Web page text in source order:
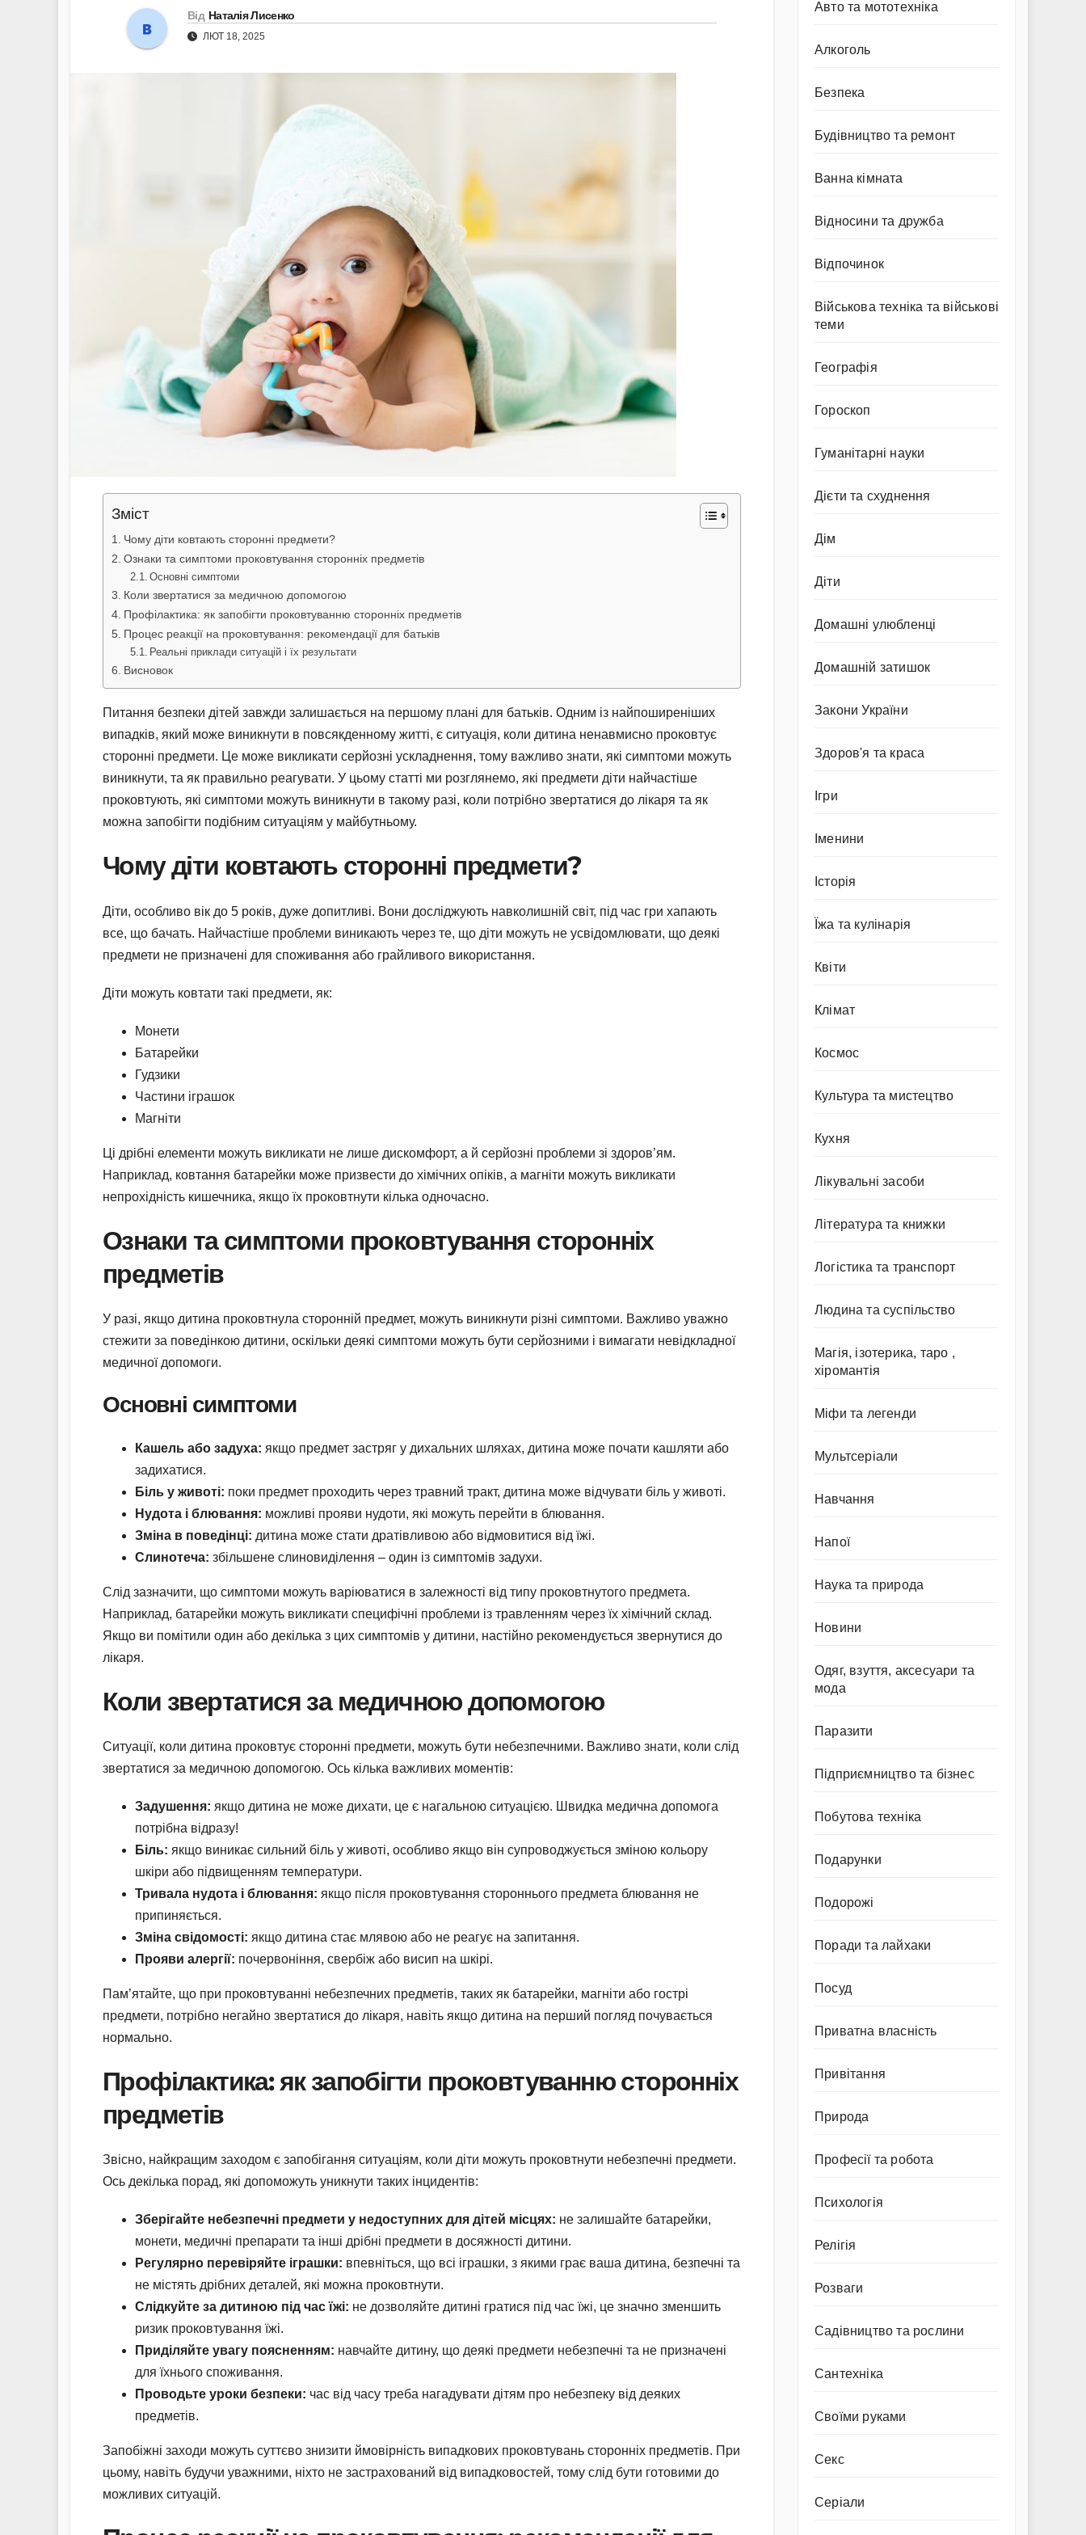
Від Наталія Лисенко
ЛЮТ 18, 2025
Зміст
Чому діти ковтають сторонні предмети?
Ознаки та симптоми проковтування сторонніх предметів
Основні симптоми
Коли звертатися за медичною допомогою
Профілактика: як запобігти проковтуванню сторонніх предметів
Процес реакції на проковтування: рекомендації для батьків
Реальні приклади ситуацій і їх результати
Висновок
Питання безпеки дітей завжди залишається на першому плані для батьків. Одним із найпоширеніших
випадків, який може виникнути в повсякденному житті, є ситуація, коли дитина ненавмисно проковтує
сторонні предмети. Це може викликати серйозні ускладнення, тому важливо знати, які симптоми можуть
виникнути, та як правильно реагувати. У цьому статті ми розглянемо, які предмети діти найчастіше
проковтують, які симптоми можуть виникнути в такому разі, коли потрібно звертатися до лікаря та як
можна запобігти подібним ситуаціям у майбутньому.
Чому діти ковтають сторонні предмети?
Діти, особливо вік до 5 років, дуже допитливі. Вони досліджують навколишній світ, під час гри хапають
все, що бачать. Найчастіше проблеми виникають через те, що діти можуть не усвідомлювати, що деякі
предмети не призначені для споживання або грайливого використання.
Діти можуть ковтати такі предмети, як:
Монети
Батарейки
Гудзики
Частини іграшок
Магніти
Ці дрібні елементи можуть викликати не лише дискомфорт, а й серйозні проблеми зі здоров’ям.
Наприклад, ковтання батарейки може призвести до хімічних опіків, а магніти можуть викликати
непрохідність кишечника, якщо їх проковтнути кілька одночасно.
Ознаки та симптоми проковтування сторонніх
предметів
У разі, якщо дитина проковтнула сторонній предмет, можуть виникнути різні симптоми. Важливо уважно
стежити за поведінкою дитини, оскільки деякі симптоми можуть бути серйозними і вимагати невідкладної
медичної допомоги.
Основні симптоми
Кашель або задуха: якщо предмет застряг у дихальних шляхах, дитина може почати кашляти або
задихатися.
Біль у животі: поки предмет проходить через травний тракт, дитина може відчувати біль у животі.
Нудота і блювання: можливі прояви нудоти, які можуть перейти в блювання.
Зміна в поведінці: дитина може стати дратівливою або відмовитися від їжі.
Слинотеча: збільшене слиновиділення – один із симптомів задухи.
Слід зазначити, що симптоми можуть варіюватися в залежності від типу проковтнутого предмета.
Наприклад, батарейки можуть викликати специфічні проблеми із травленням через їх хімічний склад.
Якщо ви помітили один або декілька з цих симптомів у дитини, настійно рекомендується звернутися до
лікаря.
Коли звертатися за медичною допомогою
Ситуації, коли дитина проковтує сторонні предмети, можуть бути небезпечними. Важливо знати, коли слід
звертатися за медичною допомогою. Ось кілька важливих моментів:
Задушення: якщо дитина не може дихати, це є нагальною ситуацією. Швидка медична допомога
потрібна відразу!
Біль: якщо виникає сильний біль у животі, особливо якщо він супроводжується зміною кольору
шкіри або підвищенням температури.
Тривала нудота і блювання: якщо після проковтування стороннього предмета блювання не
припиняється.
Зміна свідомості: якщо дитина стає млявою або не реагує на запитання.
Прояви алергії: почервоніння, свербіж або висип на шкірі.
Пам’ятайте, що при проковтуванні небезпечних предметів, таких як батарейки, магніти або гострі
предмети, потрібно негайно звертатися до лікаря, навіть якщо дитина на перший погляд почувається
нормально.
Профілактика: як запобігти проковтуванню сторонніх
предметів
Звісно, найкращим заходом є запобігання ситуаціям, коли діти можуть проковтнути небезпечні предмети.
Ось декілька порад, які допоможуть уникнути таких інцидентів:
Зберігайте небезпечні предмети у недоступних для дітей місцях: не залишайте батарейки,
монети, медичні препарати та інші дрібні предмети в досяжності дитини.
Регулярно перевіряйте іграшки: впевніться, що всі іграшки, з якими грає ваша дитина, безпечні та
не містять дрібних деталей, які можна проковтнути.
Слідкуйте за дитиною під час їжі: не дозволяйте дитині гратися під час їжі, це значно зменшить
ризик проковтування їжі.
Приділяйте увагу поясненням: навчайте дитину, що деякі предмети небезпечні та не призначені
для їхнього споживання.
Проводьте уроки безпеки: час від часу треба нагадувати дітям про небезпеку від деяких
предметів.
Запобіжні заходи можуть суттєво знизити ймовірність випадкових проковтувань сторонніх предметів. При
цьому, навіть будучи уважними, ніхто не застрахований від випадковостей, тому слід бути готовими до
можливих ситуацій.
Авто та мототехніка
Алкоголь
Безпека
Будівництво та ремонт
Ванна кімната
Відносини та дружба
Відпочинок
Військова техніка та військові
теми
Географія
Гороскоп
Гуманітарні науки
Дієти та схуднення
Дім
Діти
Домашні улюбленці
Домашній затишок
Закони України
Здоров'я та краса
Ігри
Іменини
Історія
Їжа та кулінарія
Квіти
Клімат
Космос
Культура та мистецтво
Кухня
Лікувальні засоби
Література та книжки
Логістика та транспорт
Людина та суспільство
Магія, ізотерика, таро ,
хіромантія
Міфи та легенди
Мультсеріали
Навчання
Напої
Наука та природа
Новини
Одяг, взуття, аксесуари та
мода
Паразити
Підприємництво та бізнес
Побутова техніка
Подарунки
Подорожі
Поради та лайхаки
Посуд
Приватна власність
Привітання
Природа
Професії та робота
Психологія
Релігія
Розваги
Садівництво та рослини
Сантехніка
Своїми руками
Секс
Серіали